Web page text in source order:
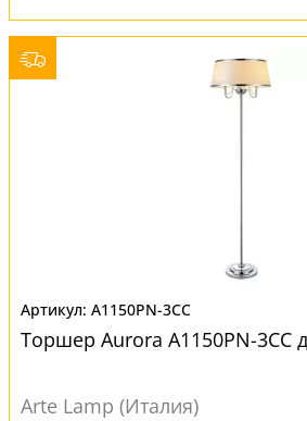
A1150PN-3CC
Торшер Aurora A1150PN-3CC
Arte Lamp (Италия)